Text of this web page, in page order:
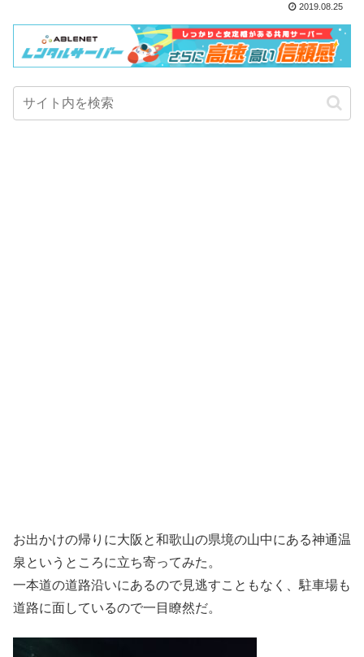
2019.08.25
お出かけの帰りに大阪と和歌山の県境の山中にある神通温
泉というところに立ち寄ってみた。
一本道の道路沿いにあるので見逃すこともなく、駐車場も
道路に面しているので一目瞭然だ。